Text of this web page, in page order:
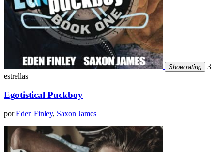
Show rating
3
estrellas
Egotistical Puckboy
porEden Finley, Saxon James